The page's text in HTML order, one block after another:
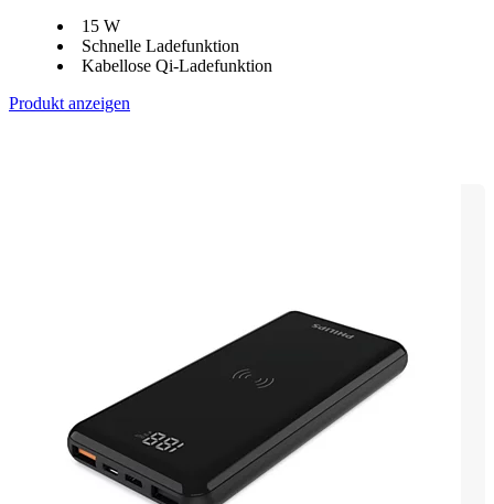
15 W
Schnelle Ladefunktion
Kabellose Qi-Ladefunktion
Produkt anzeigen